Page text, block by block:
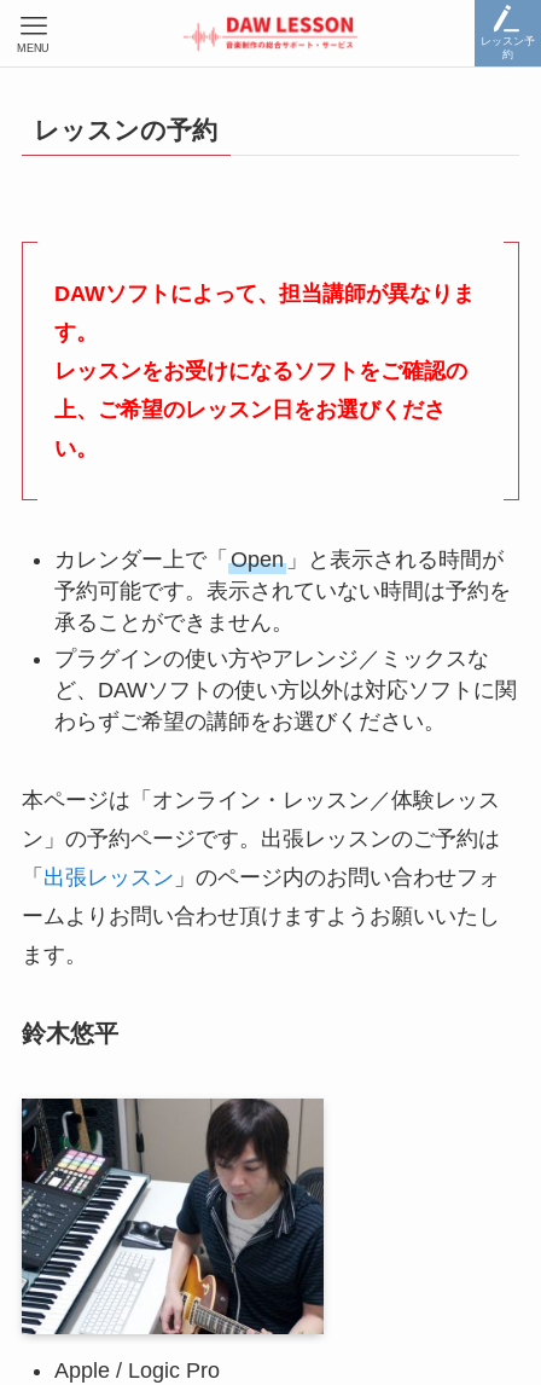
レッスン予
約
MENU
レッスンの予約
DAWソフトによって、担当講師が異なりま
す。
レッスンをお受けになるソフトをご確認の
上、ご希望のレッスン日をお選びくださ
い。
カレンダー上で「 Open」と表示される時間が
予約可能です。表示されていない時間は予約を
承ることができません。
プラグインの使い方やアレンジ／ミックスな
ど、DAWソフトの使い方以外は対応ソフトに関
わらずご希望の講師をお選びください。
本ページは「オンライン・レッスン／体験レッス
ン」の予約ページです。出張レッスンのご予約は
「 出張レッスン 」のページ内のお問い合わせフォ
ームよりお問い合わせ頂けますようお願いいたし
ます。
鈴木悠平
Apple / Logic Pro